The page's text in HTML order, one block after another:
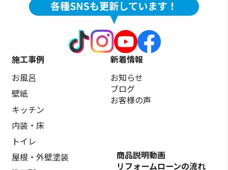
施工事例
お風呂
壁紙
キッチン
内装・床
トイレ
屋根・外壁塗装
新着情報
お知らせ
ブログ
お客様の声
商品説明動画
リフォームローンの流れ